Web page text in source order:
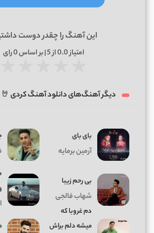
این آهنگ را چقدر دوست
امتیاز0.0از 5 | بر اساس 0رای
دیگر آهنگ‌های دانلود آهنگ کردی 🤘
بای بای
آرمین برمایه
بی رحم زیبا
شهاب فالجی
دم غروبا که
میشه دلم براش